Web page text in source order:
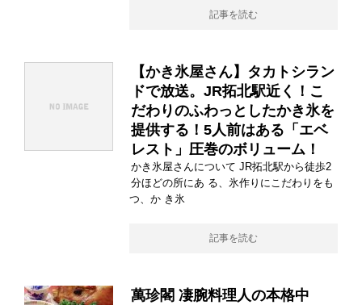
記事を読む
【かき氷屋さん】タカトシラン
ドで放送。JR拓北駅近く！こ
だわりのふわっとしたかき氷を
提供する！5人前はある「エベ
レスト」圧巻のボリューム！
かき氷屋さんについて JR拓北駅から徒歩2
分ほどの所にあ る、氷作りにこだわりをも
つ、か き氷
記事を読む
萬珍閣 凄腕料理人の本格中